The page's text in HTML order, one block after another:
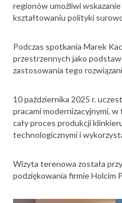
regionów umożliwi
kształtowaniu polityki
Podczas spotkania Marek
przestrzennych jako
zastosowania tego
10 października 2025 r.
pracami modernizacyjnymi,
cały proces produkcji
technologicznymi i
Wizyta terenowa została
podziękowania firmie Holcim